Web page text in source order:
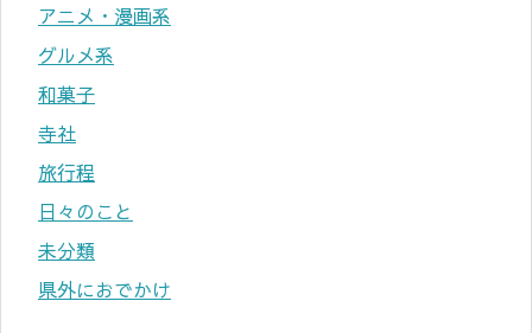
アニメ・漫画系
グルメ系
和菓子
寺社
旅行程
日々のこと
未分類
県外におでかけ